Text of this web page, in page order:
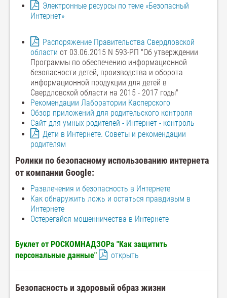
Электронные ресурсы по теме «Безопасный
Интернет»
Распоряжение Правительства Свердловской
области от 03.06.2015 N 593-РП "Об утверждении
Программы по обеспечению информационной
безопасности детей, производства и оборота
информационной продукции для детей в
Свердловской области на 2015 - 2017 годы"
Рекомендации Лаборатории Касперского
Обзор приложений для родительского контроля
Сайт для умных родителей - Интернет - контроль
Дети в Интернете. Советы и рекомендации
родителям
Ролики по безопасному использованию интернета
от компании Google:
Развлечения и безопасность в Интернете
Как обнаружить ложь и остаться правдивым в
Интернете
Остерегайся мошенничества в Интернете
Буклет от РОСКОМНАДЗОРа "Как защитить
персональные данные"
открыть
Безопасность и здоровый образ жизни